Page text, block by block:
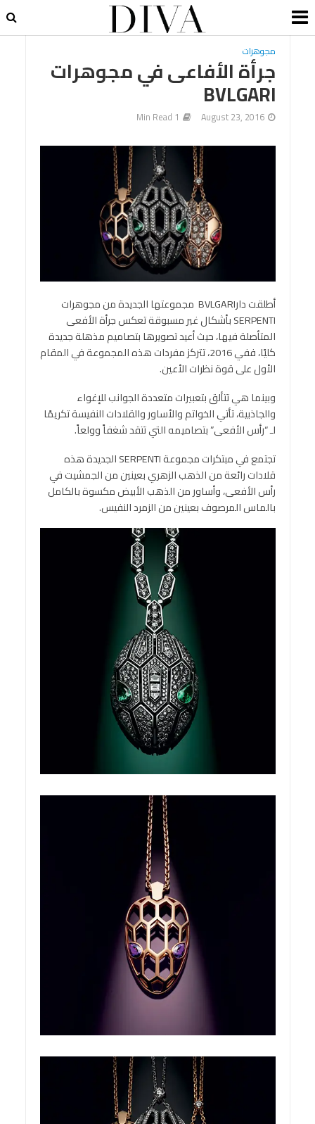
مجوهرات
جرأة الأفاعى في مجوهرات
BVLGARI
August 23, 2016
1 Min Read
أطلقت دارBVLGARI مجموعتها الجديدة من مجوهرات
SERPENTI بأشكال غير مسبوقة تعكس جرأة الأفعى
المتأصلة فيها، حيث أعيد تصويرها بتصاميم مذهلة جديدة
كليًا، ففي 2016، تتركز مفردات هذه المجموعة في المقام
الأول على قوة نظرات الأعين.
وبينما هي تتألق بتعبيرات متعددة الجوانب للإغواء
والجاذبية، تأتي الخواتم والأساور والقلادات النفيسة تكريمًا
لـ “رأس الأفعى” بتصاميمه التي تتقد شغفاً وولعاً.
تجتمع في مبتكرات مجموعة SERPENTI الجديدة هذه
قلادات رائعة من الذهب الزهري بعينين من الجمشيت في
رأس الأفعى، وأساور من الذهب الأبيض مكسوة بالكامل
بالماس المرصوف بعينين من الزمرد النفيس.